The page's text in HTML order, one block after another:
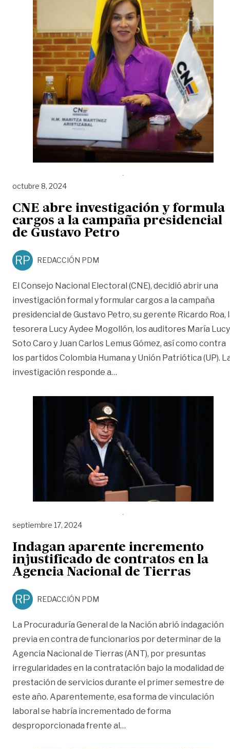
octubre 8, 2024
CNE abre investigación y formula
cargos a la campaña presidencial
de Gustavo Petro
RP REDACCIÓN PDM
El Consejo Nacional Electoral (CNE), decidió abrir una
investigación formal y formular cargos a la campaña
presidencial de Gustavo Petro, su gerente Ricardo Roa,
tesorera Lucy Aydee Mogollón, los auditores María Lucy
Soto Caro y Juan Carlos Lemus Gómez, así como contra
los partidos Colombia Humana y Unión Patriótica (UP).
investigación responde a…
septiembre 17, 2024
Indagan aparente incremento
injustificado de contratos en la
Agencia Nacional de Tierras
RP REDACCIÓN PDM
La Procuraduría General de la Nación abrió indagación
previa en contra de funcionarios por determinar de la
Agencia Nacional de Tierras (ANT), por presuntas
irregularidades en la contratación bajo la modalidad de
prestación de servicios durante el primer semestre de
este año. Aparentemente, esa forma de vinculación
laboral se habría incrementado de forma
desproporcionada frente al …